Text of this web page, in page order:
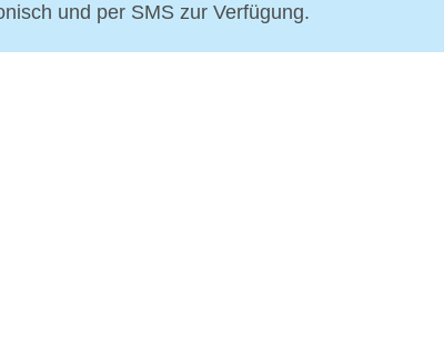
und per SMS zur Verfügung.